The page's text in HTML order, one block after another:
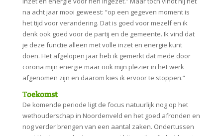
na acht jaar mooi geweest: “op een gegeven moment is
het tijd voor verandering. Dat is goed voor mezelf en ik
denk ook goed voor de partij en de gemeente. Ik vind dat
je deze functie alleen met volle inzet en energie kunt
doen. Het afgelopen jaar heb ik gemerkt dat mede door
corona mijn energie maar ook mijn plezier in het werk
afgenomen zijn en daarom kies ik ervoor te stoppen.”
Toekomst
De komende periode ligt de focus natuurlijk nog op het
wethouderschap in Noordenveld en het goed afronden en
nog verder brengen van een aantal zaken. Ondertussen